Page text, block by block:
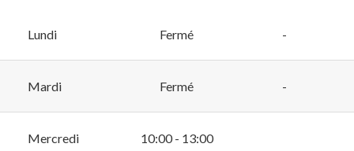
Lundi Fermé -
Mardi Fermé -
Mercredi 10:00 - 13:00